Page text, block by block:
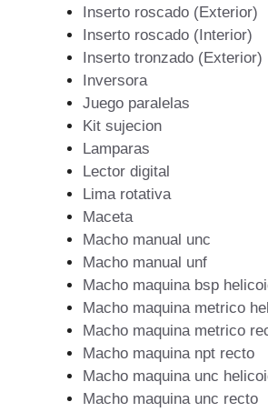
Inserto roscado (Exterior)
Inserto roscado (Interior)
Inserto tronzado (Exterior)
Inversora
Juego paralelas
Kit sujecion
Lamparas
Lector digital
Lima rotativa
Maceta
Macho manual unc
Macho manual unf
Macho maquina bsp
Macho maquina metrico
Macho maquina metrico
Macho maquina npt recto
Macho maquina unc
Macho maquina unc recto